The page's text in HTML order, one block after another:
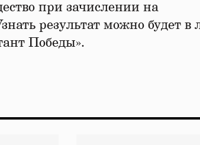
при зачислении на
результат можно будет в
Победы».